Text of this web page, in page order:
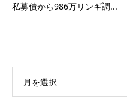
私募債から986万リンギ調...
月を選択